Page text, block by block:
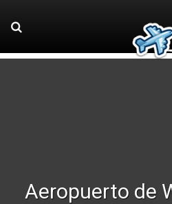
Aeropuerto de